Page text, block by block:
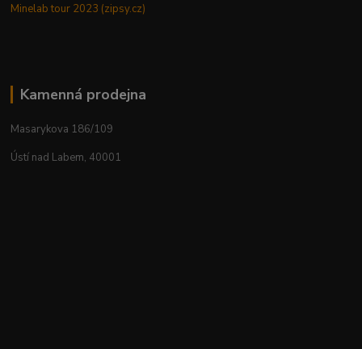
Minelab tour 2023 (zipsy.cz)
Kamenná prodejna
Masarykova 186/109
Ústí nad Labem, 40001